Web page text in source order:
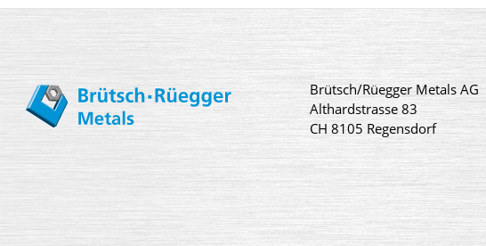
Brütsch/Rüegger Metals AG
Althardstrasse 83
CH 8105 Regensdorf